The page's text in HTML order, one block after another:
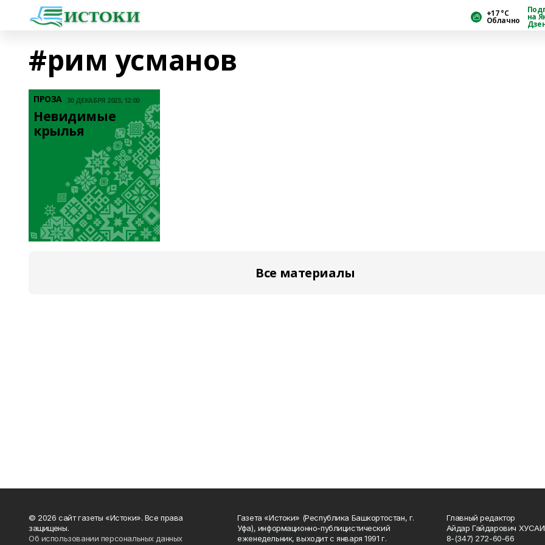
+17 °С
Облачно на
#рим усманов
ПРОЗА 30 ДЕКАБРЯ 2023, 12:00
Невидимые
крылья
Все материалы
© 2026 сайт газеты «Истоки». Все права
защищены.
Об использовании персональных данных
Газета «Истоки» (Республика Башкортостан, г.
Уфа), информационно-публицистический
еженедельник, выходит с января 1991 г.
Главный редактор
Айдар Гайдарович
8-(347) 272-60-66